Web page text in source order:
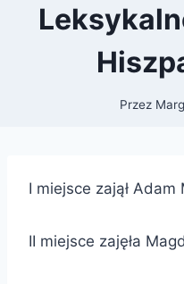
Przez
I miejsce zajął
II miejsce zajęła